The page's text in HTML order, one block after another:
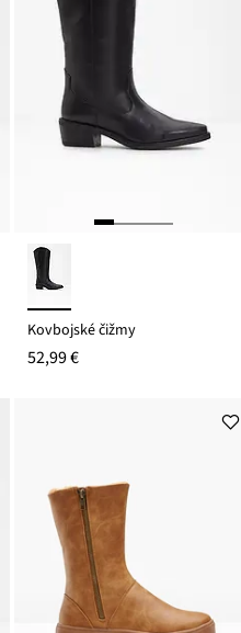
Kovbojské čižmy
52,99 €